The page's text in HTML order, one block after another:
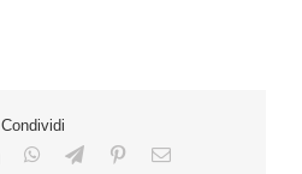
Condividi